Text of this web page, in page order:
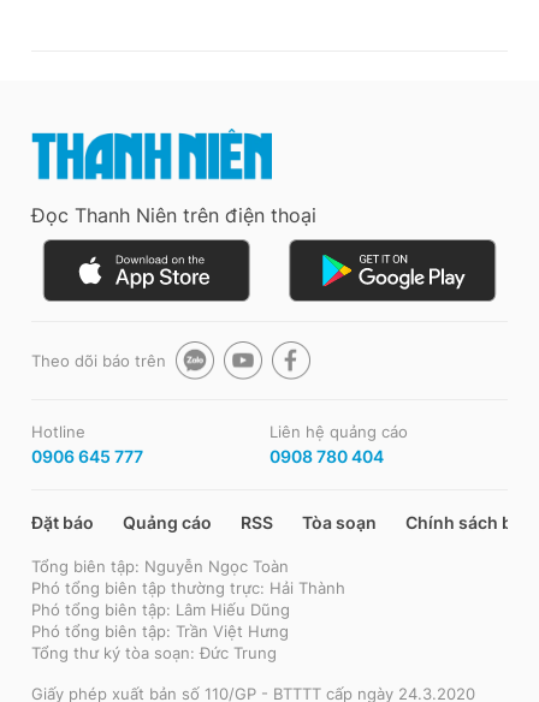
Đọc Thanh Niên trên điện thoại
Theo dõi báo trên
Hotline
0906 645 777
Liên hệ quảng cáo
0908 780 404
Đặt báo Quảng cáo RSS Tòa soạn Chính sách bảo
Tổng biên tập: Nguyễn Ngọc Toàn
Phó tổng biên tập thường trực: Hải Thành
Phó tổng biên tập: Lâm Hiếu Dũng
Phó tổng biên tập: Trần Việt Hưng
Tổng thư ký tòa soạn: Đức Trung
Giấy phép xuất bản số 110/GP - BTTTT cấp ngày 24.3.2020